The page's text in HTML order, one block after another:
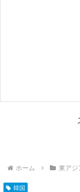
ホーム 東アジ
韓国